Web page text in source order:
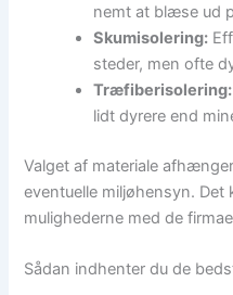
nemt at blæse ud
Skumisolering:
steder, men ofte
Træfiberisolering:
lidt dyrere end
Valget af materiale
eventuelle miljøhensyn.
mulighederne med de
Sådan indhenter du de